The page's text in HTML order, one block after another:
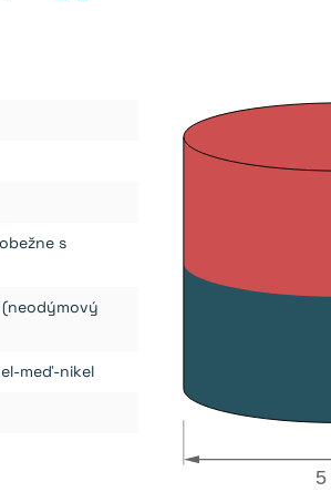
s
(neodýmový
meď-nikel
5